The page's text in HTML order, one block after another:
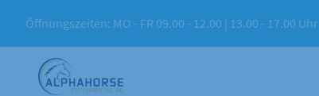
Inhalt
Öffnungszeiten: MO - FR 09.00 - 12.00 | 13.00 - 17.00 Uhr